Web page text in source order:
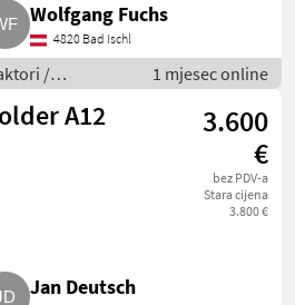
Wolfgang Fuchs
4820 Bad Ischl
/
traktori
točkaši)
1 mjesec online
A12
3.600
€
bez PDV-a
Stara cijena
3.800 €
Jan Deutsch